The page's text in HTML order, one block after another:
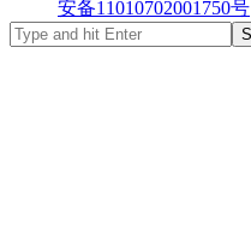
安备11010702001750号